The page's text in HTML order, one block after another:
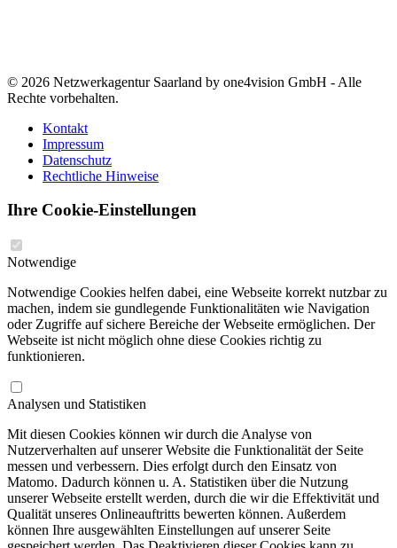
© 2026 Netzwerkagentur Saarland by one4vision GmbH - Alle
Rechte vorbehalten.
Kontakt
Impressum
Datenschutz
Rechtliche Hinweise
Ihre Cookie-Einstellungen
Notwendige
Notwendige Cookies helfen dabei, eine Webseite korrekt nutzbar zu
machen, indem sie gundlegende Funktionalitäten wie Navigation
oder Zugriffe auf sichere Bereiche der Webseite ermöglichen. Der
Webseite ist nicht möglich ohne diese Cookies richtig zu
funktionieren.
Analysen und Statistiken
Mit diesen Cookies können wir durch die Analyse von
Nutzerverhalten auf unserer Website die Funktionalität der Seite
messen und verbessern. Dies erfolgt durch den Einsatz von
Matomo. Dadurch können u. A. Statistiken über die Nutzung
unserer Webseite erstellt werden, durch die wir die Effektivität und
Qualität unseres Onlineauftritts bewerten können. Außerdem
können Ihre ausgewählten Einstellungen auf unserer Seite